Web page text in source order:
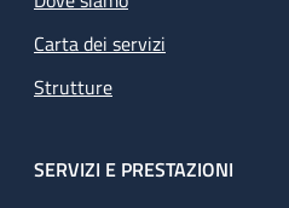
Carta dei servizi
Strutture
SERVIZI E PRESTAZIONI